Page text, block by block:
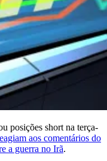
posições short na terça-
aos comentários do
a guerra no Irã.